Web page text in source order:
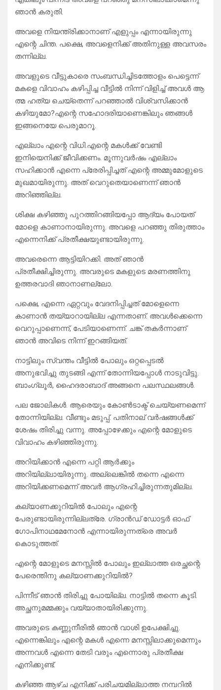
ഞാൻ കരുതി.
അവളെ നിയന്ത്രിക്കാനാണ് എളുപ്പം എന്നായിരുന്നു
എന്റെ ചിന്ത. പക്ഷെ, അവളെനിക്ക് അതിനുള്ള അവസരം
തന്നില്ല.
അവളുടെ വീട്ടുകാരെ സംബന്ധിച്ചിടത്തോളം പെട്ടെന്ന്
മകളെ വിവാഹം കഴിപ്പിച്ച വീട്ടിൽ നിന്ന് വിളിച്ച് അവൾ ആ
ത്മ ഹത്യ ചെയ്‌തെന്ന് പറഞ്ഞാൽ വിശ്വസിക്കാൻ
കഴിയുമോ?എന്റെ സഹോദരിയാണെങ്കിലും ഞങ്ങൾ
ഇങ്ങനെയേ പെരുമാറൂ.
എല്ലാം എന്റെ വിധി.എന്റെ മകൾക്ക് വേണ്ടി
ഇനിയെനിക്ക് ജീവിക്കണം. മൂന്നുവർഷം എല്ലാം
സഹിക്കാൻ എന്നെ പ്രേരിപ്പിച്ചത് എന്റെ അമ്മുമോളുടെ
മുഖമായിരുന്നു. അത് വെറുതെയാണെന്ന് ഞാൻ
അറിഞ്ഞില്ല.
ശിക്ഷ കഴിഞ്ഞു പുറത്തിറങ്ങിയപ്പോ ആദ്യം പോയത്
മോളെ കാണാനായിരുന്നു. അവളെ പറഞ്ഞു തിരുത്താം
എന്നെനിക്ക് പ്രതീക്ഷയുണ്ടായിരുന്നു.
അവരെന്നെ ആട്ടിയിറക്കി. അത് ഞാൻ
പ്രതീക്ഷിച്ചിരുന്നു. അവരുടെ മകളുടെ മരണത്തിനു
ഉത്തരവാദി ഞാനാണല്ലോ.
പക്ഷെ, എന്നെ ഏറ്റവും വേദനിപ്പിച്ചത് മോളെന്നെ
കാണാൻ തയ്യാറായില്ല എന്നതാണ്. അവൾക്കെന്നെ
വെറുപ്പാണെന്ന്, പേടിയാണെന്ന്. ചങ്ക് തകർന്നാണ്
ഞാൻ അവിടെ നിന്ന് ഇറങ്ങിയത്.
നാട്ടിലും സ്വന്തം വീട്ടിൽ പോലും ഒറ്റപ്പെടൽ
അനുഭവിച്ചു തുടങ്ങി എന്ന് തോന്നിയപ്പോൾ നാടുവിട്ടു.
ബാംഗ്ലൂർ, ഹൈദരാബാദ് അങ്ങനെ പലസ്ഥലങ്ങൾ.
പല ജോലികൾ. ആരെയും കോൺടാക്ട് ചെയ്യണമെന്ന്
തോന്നിയില്ല. വീണ്ടും മടുപ്പ്. പതിനാല് വർഷങ്ങൾക്ക്
ശേഷം തിരിച്ചു വന്നു. അപ്പോഴേക്കും എന്റെ മോളുടെ
വിവാഹം കഴിഞ്ഞിരുന്നു.
അറിയിക്കാൻ എന്നെ പറ്റി ആർക്കും
അറിയില്ലായിരുന്നു. അല്ലെങ്കിൽ തന്നെ എന്നെ
അറിയിക്കണമെന്ന് അവർ ആഗ്രഹിച്ചിരുന്നതുമില്ല.
കല്യാണക്കുറിയിൽ പോലും എന്റെ
പേരുണ്ടായിരുന്നില്ലത്രേ. ഗ്രാൻഡ് ഡോട്ടർ ഓഫ്
ഗോപിനാഥമേനോൻ എന്നായിരുന്നത്രെ അവർ
കൊടുത്തത്.
എന്റെ മോളുടെ മനസ്സിൽ പോലും ഇല്ലാത്ത ഒരച്ഛന്റെ
പേരെന്തിനു കല്യാണക്കുറിയിൽ?
പിന്നീട് ഞാൻ തിരിച്ചു പോയില്ല. നാട്ടിൽ തന്നെ കൂടി.
അച്ഛനുമമ്മക്കും വയ്യാതായിരിക്കുന്നു.
അവരുടെ കണ്ണുനീരിൽ ഞാൻ വാശി ഉപേക്ഷിച്ചു.
എന്നെങ്കിലും എന്റെ മകൾ എന്നെ മനസ്സിലാക്കുമെന്നും
അന്നവൾ എന്നെ തേടി വരും എന്നൊരു പ്രതീക്ഷ
എനിക്കുണ്ട്.
കഴിഞ്ഞ ആഴ്ച എനിക്ക് പരിചയമില്ലാത്ത നമ്പറിൽ